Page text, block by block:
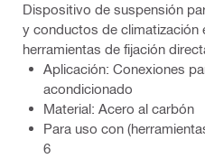
Dispositivo de suspensión
y conductos de climatización
herramientas de fijación
Aplicación: Conexiones
acondicionado
Material: Acero al carbón
Para uso con
6